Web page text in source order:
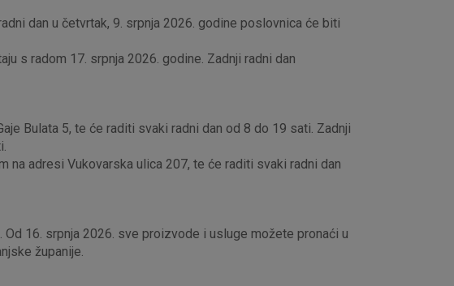
dan u četvrtak, 9. srpnja 2026. godine poslovnica će biti
s radom 17. srpnja 2026. godine. Zadnji radni dan
Bulata 5, te će raditi svaki radni dan od 8 do 19 sati. Zadnji
na adresi Vukovarska ulica 207, te će raditi svaki radni dan
16. srpnja 2026. sve proizvode i usluge možete pronaći u
županije.